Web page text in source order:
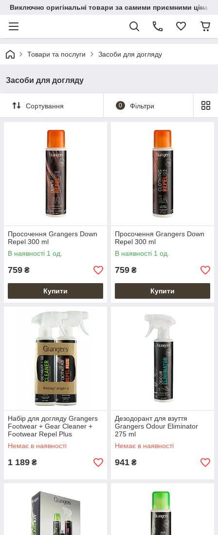
Виключно оригінальні товари за самими приємними
Товари та послуги Засоби для догляду
Засоби для догляду
Сортування 0 Фільтри
Просочення Grangers Down
Repel 300 ml
В наявності 1 од.
759 ₴
Купити
Просочення Grangers Down
Repel 300 ml
В наявності 1 од.
759 ₴
Купити
Набір для догляду Grangers
Footwear + Gear Cleaner +
Footwear Repel Plus
Немає в наявності
1 189 ₴
Дезодорант для взуття
Grangers Odour Eliminator
275 ml
Немає в наявності
941 ₴